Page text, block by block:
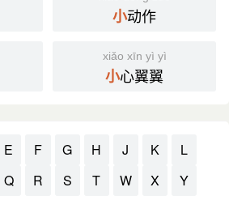
小动作
xiǎo xīn yì yì
小心翼翼
E F G H J K
L
Q R S T W X Y